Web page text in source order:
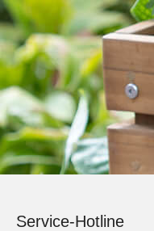
Service-Hotline